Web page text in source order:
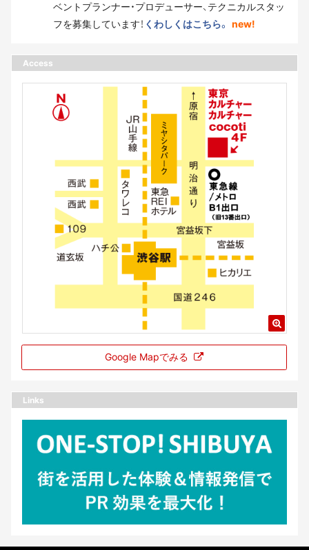
ベントプランナー・プロデューサー、テクニカルスタッ
フを募集しています！ くわしくはこちら。 new!
Access
Google Mapでみる
Links